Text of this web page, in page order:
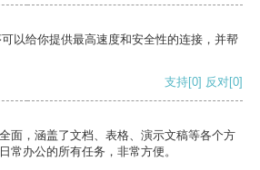
以给你提供最高速度和安全性的连接，并帮
支持[0] 反对[0]
面，涵盖了文档、表格、演示文稿等各个方
常办公的所有任务，非常方便。